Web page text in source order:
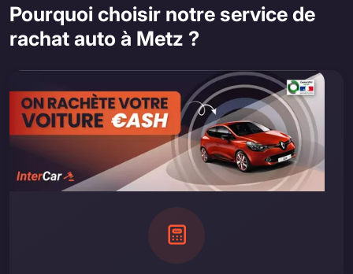
Pourquoi choisir notre service de
rachat auto à Metz ?